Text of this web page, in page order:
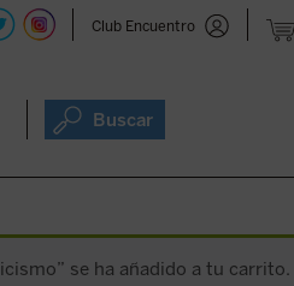
Club Encuentro
Buscar
se ha añadido a tu carrito.